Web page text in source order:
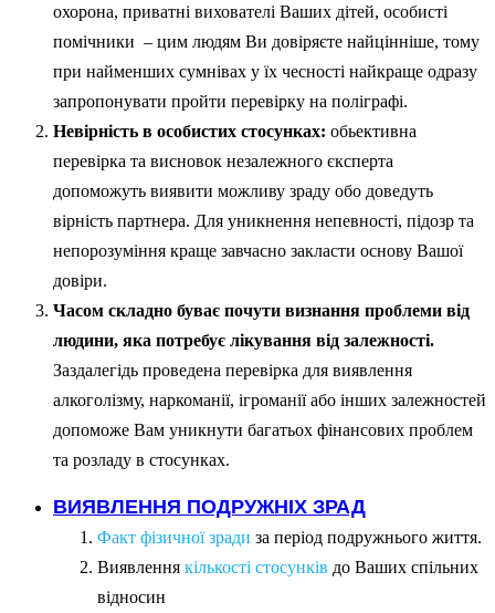
охорона, приватні вихователі Ваших дітей, особисті
помічники – цим людям Ви довіряєте найцінніше, тому
при найменших сумнівах у їх чесності найкраще одразу
запропонувати пройти перевірку на поліграфі.
Невірність в особистих стосунках: обьективна
перевірка та висновок незалежного єксперта
допоможуть виявити можливу зраду обо доведуть
вірність партнера. Для уникнення непевності, підозр та
непорозуміння краще завчасно закласти основу Вашої
довіри.
Часом складно буває почути визнання проблеми від
людини, яка потребує лікування від залежності.
Заздалегідь проведена перевірка для виявлення
алкоголізму, наркоманії, ігроманії або інших залежностей
допоможе Вам уникнути багатьох фінансових проблем
та розладу в стосунках.
ВИЯВЛЕННЯ ПОДРУЖНІХ ЗРАД
Факт фізичної зради за період подружнього життя.
Виявлення кількості стосунків до Ваших спільних
відносин